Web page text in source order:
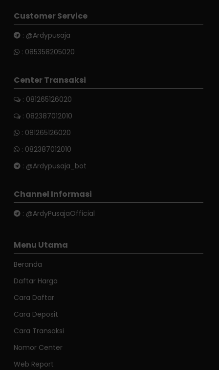
Customer Service
: @Ardypusaja
: 085358205020
Center Transaksi
: 081265126020
: 082387012010
: 081265126020
: 082387012010
: @Ardypusaja_bot
Channel Informasi
: @ArdyPusajaOfficial
Menu Utama
Beranda
Daftar Harga
Cara Daftar
Cara Deposit
Cara Transaksi
Nomor Center
Web Report